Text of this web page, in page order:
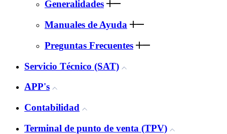
Generalidades
Manuales de Ayuda
Preguntas Frecuentes
Servicio Técnico (SAT)
APP's
Contabilidad
Terminal de punto de venta (TPV)